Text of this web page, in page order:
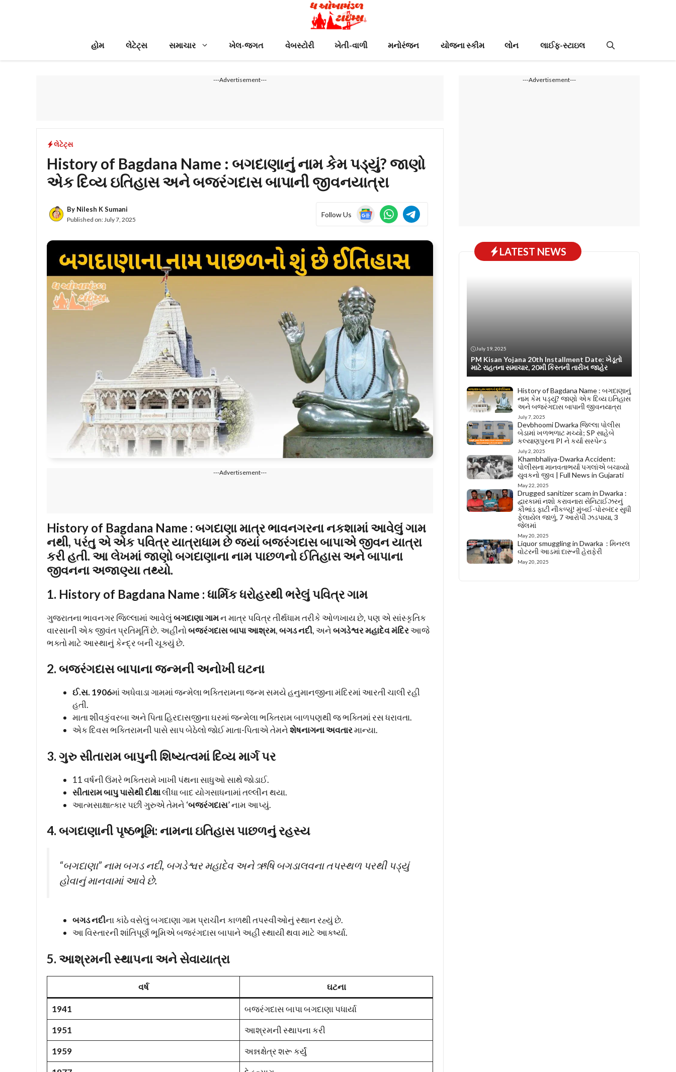
હોમ લેટેટ્સ સમાચાર ખેલ-જગત વેબસ્ટોરી ખેતી-વાળી મનોરંજન યોજના સ્કીમ લોન લાઈફ-સ્ટાઇલ
---Advertisement---
લેટેટ્સ
History of Bagdana Name : બગદાણાનું નામ કેમ પડ્યું? જાણો
એક દિવ્ય ઇતિહાસ અને બજરંગદાસ બાપાની જીવનયાત્રા
By Nilesh K Sumani
Published on: July 7, 2025
Follow Us
---Advertisement---
History of Bagdana Name : બગદાણા માત્ર ભાવનગરના નકશામાં આવેલું ગામ
નથી, પરંતુ એ એક પવિત્ર યાત્રાધામ છે જ્યાં બજરંગદાસ બાપાએ જીવન યાત્રા
કરી હતી. આ લેખમાં જાણો બગદાણાના નામ પાછળનો ઈતિહાસ અને બાપાના
જીવનના અજાણ્યા તથ્યો.
1. History of Bagdana Name : ધાર્મિક ધરોહરથી ભરેલું પવિત્ર ગામ
ગુજરાતના ભાવનગર જિલ્લામાં આવેલુંબગદાણા ગામન માત્ર પવિત્ર તીર્થધામ તરીકે ઓળખાય છે, પણ એ સાંસ્કૃતિક
વારસાની એક જીવંત પ્રતિમૂર્તિ છે. અહીંનોબજરંગદાસ બાપા આશ્રમ,બગડ નદી, અનેબગડેશ્વર મહાદેવ મંદિરઆજે
ભક્તો માટે આસ્થાનું કેન્દ્ર બની ચૂક્યું છે.
2. બજરંગદાસ બાપાના જન્મની અનોખી ઘટના
ઈ.સ. 1906માં અધેવાડા ગામમાં જન્મેલા ભક્તિરામના જન્મ સમયે હનુમાનજીના મંદિરમાં આરતી ચાલી રહી
હતી.
માતા શીવકુંવરબા અને પિતા હિરદાસજીના ઘરમાં જન્મેલા ભક્તિરામ બાળપણથી જ ભક્તિમાં રસ ધરાવતા.
એક દિવસ ભક્તિરામની પાસે સાપ બેઠેલો જોઈ માતા-પિતાએ તેમનેશેષનાગના અવતારમાન્યા.
3. ગુરુ સીતારામ બાપુની શિષ્યત્વમાં દિવ્ય માર્ગ પર
11 વર્ષની ઉંમરે ભક્તિરામે ખાખી પંથના સાધુઓ સાથે જોડાઈ.
સીતારામ બાપુ પાસેથી દીક્ષાલીધા બાદ યોગસાધનામાં તલ્લીન થયા.
આત્મસાક્ષાત્કાર પછી ગુરુએ તેમને ‘બજરંગદાસ’ નામ આપ્યું.
4. બગદાણાની પૃષ્ઠભૂમિ: નામના ઇતિહાસ પાછળનું રહસ્ય
“બગદાણા” નામ બગડ નદી, બગડેશ્વર મહાદેવ અને ઋષિ બગડાલવના તપસ્થળ પરથી પડ્યું
હોવાનું માનવામાં આવે છે.
બગડ નદીના કાંઠે વસેલું બગદાણા ગામ પ્રાચીન કાળથી તપસ્વીઓનું સ્થાન રહ્યું છે.
આ વિસ્તારની શાંતિપૂર્ણ ભૂમિએ બજરંગદાસ બાપાને અહીં સ્થાયી થવા માટે આકર્ષ્યા.
5. આશ્રમની સ્થાપના અને સેવાયાત્રા
વર્ષ ઘટના
1941
બજરંગદાસ બાપા બગદાણા પધાર્યા
1951
આશ્રમની સ્થાપના કરી
1959
અન્નક્ષેત્ર શરૂ કર્યું
---Advertisement---
LATEST NEWS
July 19, 2025
PM Kisan Yojana 20th Installment Date: ખેડૂતો
માટે રાહતના સમાચાર, 20મી કિસ્તની તારીખ જાહેર
History of Bagdana Name : બગદાણાનું
નામ કેમ પડ્યું? જાણો એક દિવ્ય ઇતિહાસ
અને બજરંગદાસ બાપાની જીવનયાત્રા
July 7, 2025
Devbhoomi Dwarka જિલ્લા પોલીસ
બેડામાં ખળભળાટ મચ્યો; SP સાહેબે
કલ્યાણપુરના PI ને કર્યા સસ્પેન્ડ
July 2, 2025
Khambhaliya-Dwarka Accident:
પોલીસના માનવતાભર્યા પગલાંએ બચાવ્યો
યુવકનો જીવ | Full News in Gujarati
May 22, 2025
Drugged sanitizer scam in Dwarka :
દ્વારકામાં નશો કરાવનારા સેનિટાઈઝરનું
કૌભાંડ ફાટી નીકળ્યું! મુંબઈ-પોરબંદર સુધી
ફેલાયેલ જાળું, 7 આરોપી ઝડપાયા, 3
જેલમાં
May 20, 2025
Liquor smuggling in Dwarka : મિનરલ
વોટરની આડમાં દારૂની હેરાફેરી
May 20, 2025